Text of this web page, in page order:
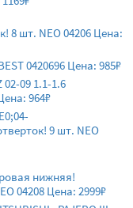
8 шт. NEO 04206 Цена:
0420696 Цена: 985₽
09 1.1-1.6
964₽
9 шт. NEO
нижняя!
04208 Цена: 2999₽